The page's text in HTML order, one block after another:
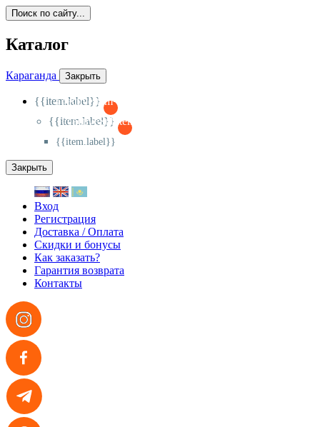
Поиск по сайту...
Каталог
Караганда Закрыть
{{item.label}}
{{activeItem==item.id?'-
{{item.label}}
{{activeSubitem==item.id?'-
{{item.label}}
Закрыть
Вход
Регистрация
Доставка / Оплата
Скидки и бонусы
Как заказать?
Гарантия возврата
Контакты